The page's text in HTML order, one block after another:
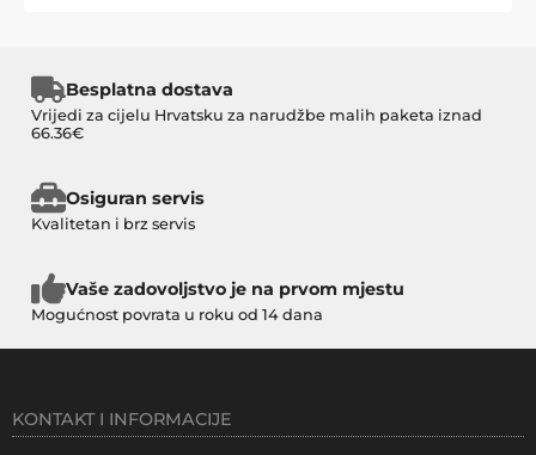
Besplatna dostava
Vrijedi za cijelu Hrvatsku za narudžbe malih paketa iznad
66.36€
Osiguran servis
Kvalitetan i brz servis
Vaše zadovoljstvo je na prvom mjestu
Mogućnost povrata u roku od 14 dana
KONTAKT I INFORMACIJE